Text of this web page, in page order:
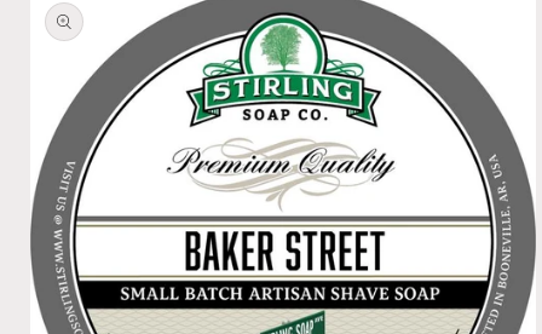
información
del producto